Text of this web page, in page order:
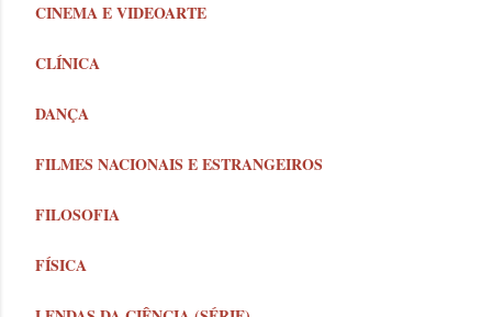
CINEMA E VIDEOARTE
CLÍNICA
DANÇA
FILMES NACIONAIS E ESTRANGEIROS
FILOSOFIA
FÍSICA